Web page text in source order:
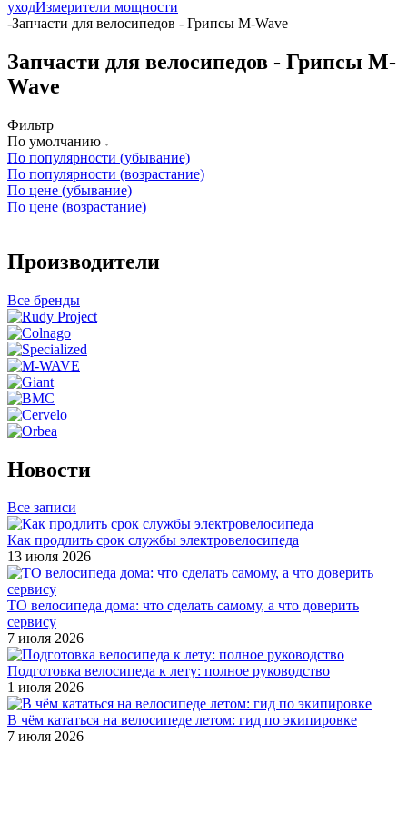
уходИзмерители мощности
-Запчасти для велосипедов - Грипсы M-Wave
Запчасти для велосипедов - Грипсы M-
Wave
Фильтр
По умолчанию
По популярности (убывание)
По популярности (возрастание)
По цене (убывание)
По цене (возрастание)
Производители
Все бренды
Новости
Все записи
Как продлить срок службы электровелосипеда
13 июля 2026
ТО велосипеда дома: что сделать самому, а что доверить
сервису
7 июля 2026
Подготовка велосипеда к лету: полное руководство
1 июля 2026
В чём кататься на велосипеде летом: гид по экипировке
7 июля 2026